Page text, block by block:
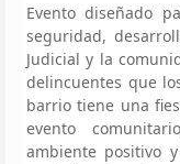
Evento diseñado
seguridad,
Judicial y la
delincuentes que
barrio tiene una
evento
ambiente positivo